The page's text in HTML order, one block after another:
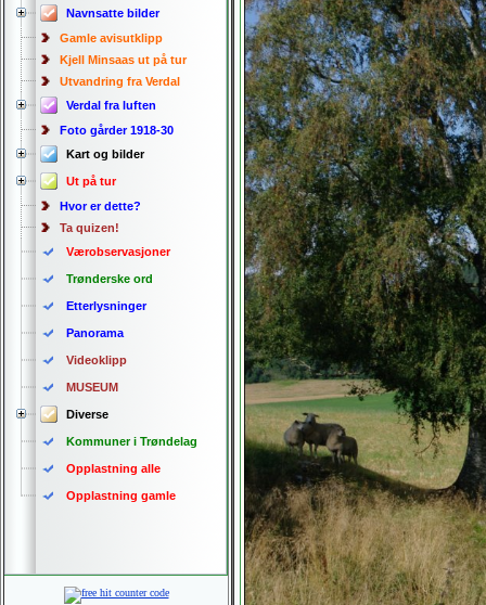
Navnsatte bilder
Gamle avisutklipp
Kjell Minsaas ut på tur
Utvandring fra Verdal
Verdal fra luften
Foto gårder 1918-30
Kart og bilder
Ut på tur
Hvor er dette?
Ta quizen!
Værobservasjoner
Trønderske ord
Etterlysninger
Panorama
Videoklipp
MUSEUM
Diverse
Kommuner i Trøndelag
Opplastning alle
Opplastning gamle